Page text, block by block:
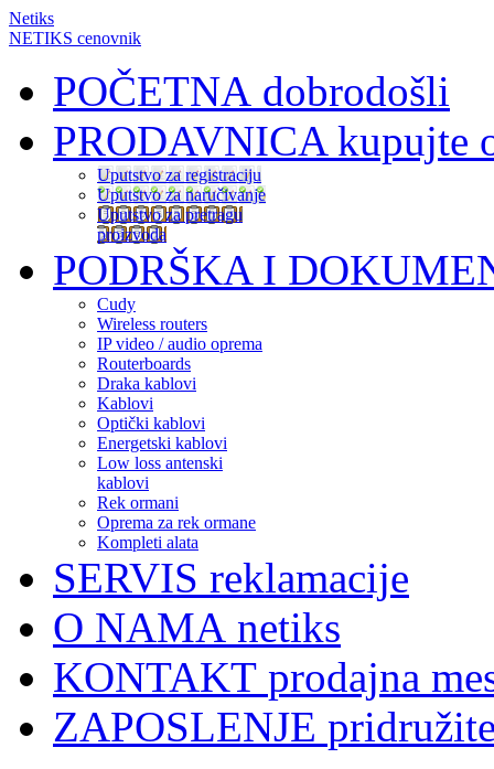
Netiks
NETIKS cenovnik
POČETNA dobrodošli
PRODAVNICAkupujte
Uputstvo za registraciju
Uputstvo za naručivanje
Uputstvo za pretragu
proizvoda
PODRŠKA I
Cudy
Wireless routers
IP video / audio oprema
Routerboards
Draka kablovi
Kablovi
Optički kablovi
Energetski kablovi
Low loss antenski
kablovi
Rek ormani
Oprema za rek ormane
Kompleti alata
SERVIS reklamacije
O NAMA netiks
KONTAKT prodajna
ZAPOSLENJE